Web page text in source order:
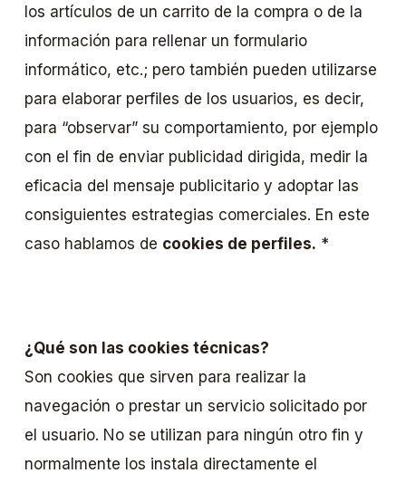
los artículos de un carrito de la compra o de la
información para rellenar un formulario
informático, etc.; pero también pueden utilizarse
para elaborar perfiles de los usuarios, es decir,
para “observar” su comportamiento, por ejemplo
con el fin de enviar publicidad dirigida, medir la
eficacia del mensaje publicitario y adoptar las
consiguientes estrategias comerciales. En este
caso hablamos de cookies de perfiles. *
¿Qué son las cookies técnicas?
Son cookies que sirven para realizar la
navegación o prestar un servicio solicitado por
el usuario. No se utilizan para ningún otro fin y
normalmente los instala directamente el